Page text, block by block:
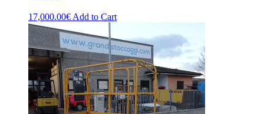
17,000.00€ Add to Cart